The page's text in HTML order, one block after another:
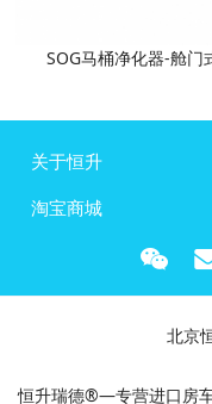
SOG马桶净化器-舱门
关于恒升
淘宝商城
北京
恒升瑞德®—专营进口房